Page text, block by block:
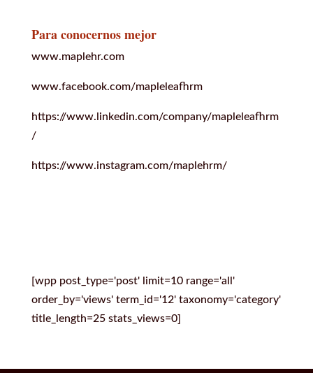
Para conocernos mejor
www.maplehr.com
www.facebook.com/mapleleafhrm
https://www.linkedin.com/company/mapleleafhrm
/
https://www.instagram.com/maplehrm/
[wpp post_type='post' limit=10 range='all'
order_by='views' term_id='12' taxonomy='category'
title_length=25 stats_views=0]